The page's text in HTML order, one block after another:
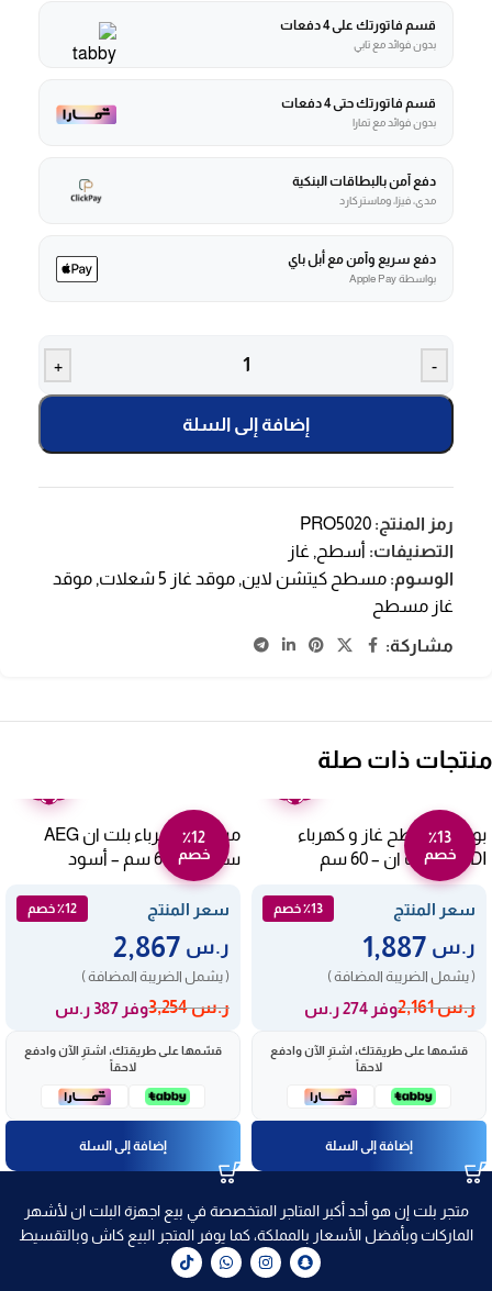
قسم فاتورتك على 4 دفعات
بدون فوائد مع تابي
قسم فاتورتك حتى 4 دفعات
بدون فوائد مع تمارا
دفع آمن بالبطاقات البنكية
مدى، فيزا، وماستركارد
دفع سريع وآمن مع أبل باي
بواسطة Apple Pay
-
+
إضافة إلى السلة
رمز المنتج: PRO5020
التصنيفات: أسطح , غاز
الوسوم: مسطح كيتشن لاين, موقد غاز 5 شعلات , موقد
غاز مسطح
مشاركة:
منتجات ذات صلة
٪13
خصم
بوتجاز مسطح غاز و كهرباء
NARDI بلت ان – 60 سم
MH31AVX
سعر المنتج
٪13 خصم
ر.س
( يشمل الضريبة المضافة )
ر.س2,161 وفر 274 ر.س
قسّمها على طريقتك، اشترِ الآن وادفع
لاحقاً
إضافة إلى السلة
٪12
خصم
مسطح كهرباء بلت ان AEG
سيراميك 60 سم – أسود
HK654070XB
سعر المنتج
٪12 خصم
ر.س
( يشمل الضريبة المضافة )
ر.س3,254 وفر 387 ر.س
قسّمها على طريقتك، اشترِ الآن وادفع
لاحقاً
إضافة إلى السلة
متجر بلت إن هو أحد أكبر المتاجر المتخصصة في بيع اجهزة البلت ان لأشهر
الماركات وبأفضل الأسعار بالمملكة، كما يوفر المتجر البيع كاش وبالتقسيط